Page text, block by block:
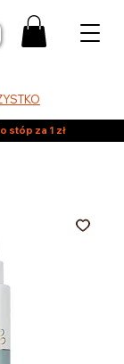
stóp za 1 zł